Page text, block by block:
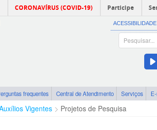
CORONAVÍRUS (COVID-19) Participe
ACESSIBILIDADE
frequentes Central de Atendimento Serviços
Vigentes Projetos de Pesquisa